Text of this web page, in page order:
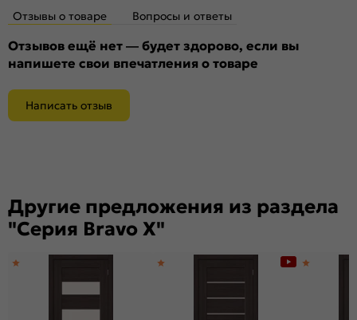
Отзывы о товаре Вопросы и ответы
Отзывов ещё нет — будет здорово, если вы
напишете свои впечатления о товаре
Написать отзыв
Другие предложения из раздела
"Серия Bravo X"